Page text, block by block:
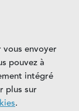
envoyer
pouvez à
intégré
plus sur
.